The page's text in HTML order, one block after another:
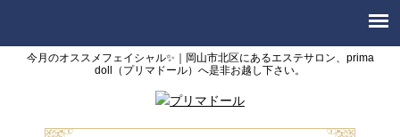
今月のオススメフェイシャル✨｜岡山市北区にあるエステサロン、prima
doll（プリマドール）へ是非お越し下さい。